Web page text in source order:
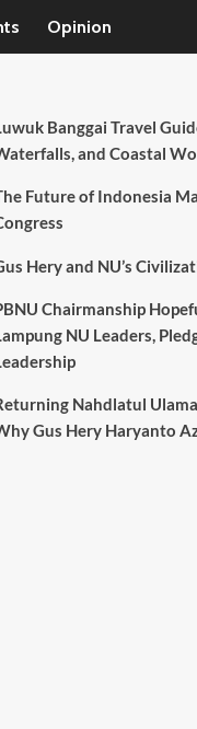
Opinion
Banggai Travel
and Coastal
Future of Indonesia
Hery and NU’s
Chairmanship
NU Leaders,
Nahdlatul
Gus Hery Haryanto